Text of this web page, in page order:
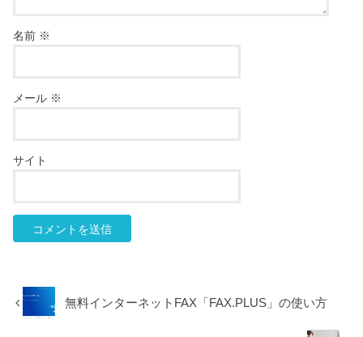
名前 ※
メール ※
サイト
無料インターネットFAX「FAX.PLUS」の使い方